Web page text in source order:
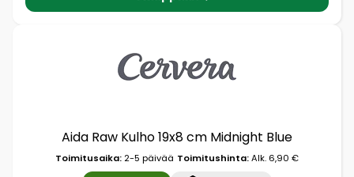
Aida Raw Kulho 19x8 cm Midnight Blue
Toimitusaika: 2-5 päivää Toimitushinta:Alk. 6,90 €